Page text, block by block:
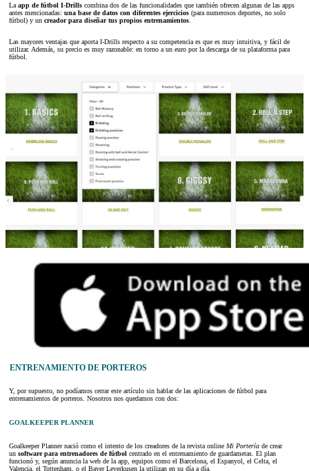
La app de fútbol I-Drills combina dos de las funcionalidades que también ofrecen algunas de las apps
antes mencionadas: una base de datos con diferentes ejercicios (para numerosos deportes, no solo
fútbol) y un creador para diseñar tus propios entrenamientos
Las mayores ventajas que aporta I-Drills respecto a su competencia es que es muy intuitiva, y fácil de
utilizar. Además, su precio es muy razonable: en torno a un euro por la descarga de su plataforma para
fútbol.
ENTRENAMIENTO DE PORTEROS
Y, por supuesto, no podíamos cerrar este artículo sin hablar de las aplicaciones de fútbol para
entrenamientos de porteros. Nosotros nos quedamos con dos:
GOALKEEPER PLANNER
Goalkeeper Planner nació como el intento de los creadores de la revista online Mi Portería de crear
un software para entrenadores de fútbol centrado en el entrenamiento de guardametas. El plan
funcionó y, según anuncia la web de la app, equipos como el Barcelona, el Espanyol, el Celta, el
Valencia, el Tottenham, o el Bayer Leverkusen la utilizan en su día a día.